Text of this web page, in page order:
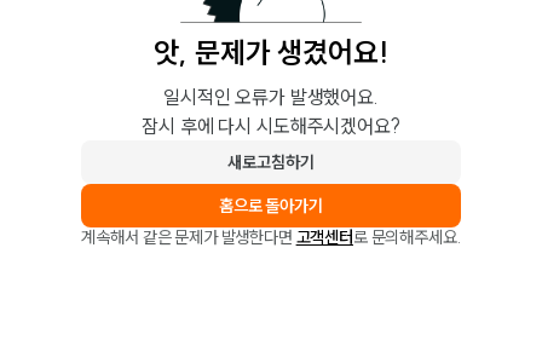
앗, 문제가 생겼어요!
일시적인 오류가 발생했어요.
잠시 후에 다시 시도해주시겠어요?
새로고침하기
홈으로 돌아가기
계속해서 같은 문제가 발생한다면 고객센터로 문의해주세요.